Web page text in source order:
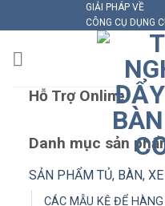
to
content
GIẢI PHÁP VỀ
CÔNG CỤ DỤNG
Hỗ Trợ Online
Danh mục sản
SẢN PHẨM TỦ, BÀN,
CÁC MẪU KỆ ĐỂ